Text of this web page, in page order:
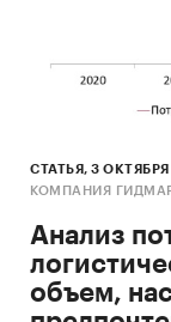
СТАТЬЯ, 3
КОМПАНИЯ
Анализ
объем,